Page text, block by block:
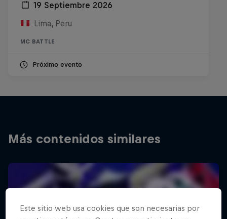
19 Septiembre 2026
Lima, Peru
MC BATTLE
Próximo evento
Más contenidos similares
Este sitio web usa cookies que son necesarias por